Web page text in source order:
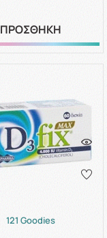
ΠΡΟΣΘΗΚΗ
121 Goodies